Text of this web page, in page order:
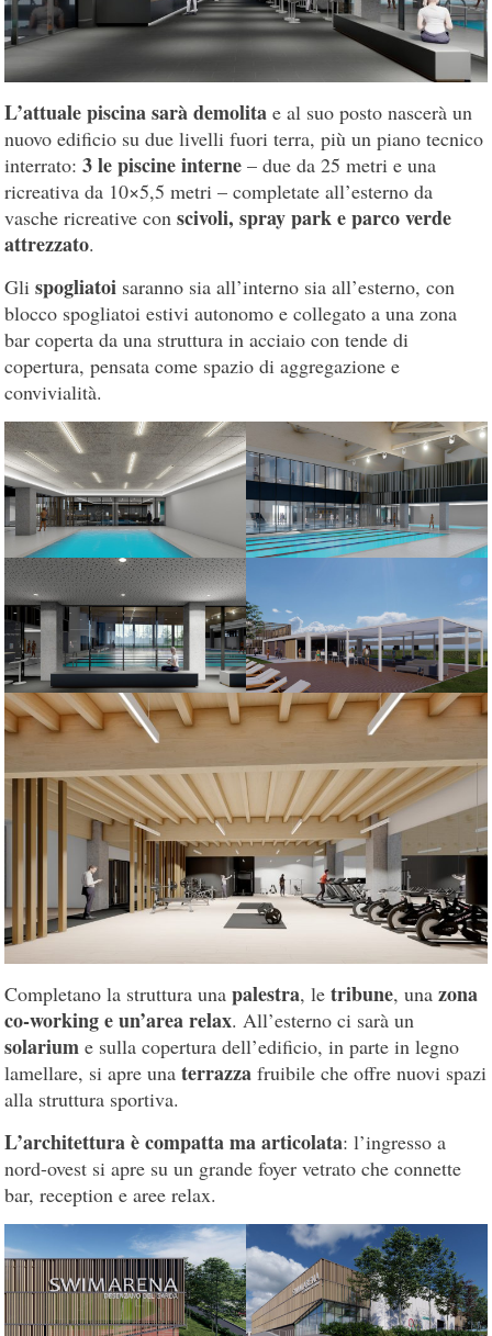
L’attuale piscina sarà demolitae al suo posto nascerà un
nuovo edificio su due livelli fuori terra, più un piano tecnico
interrato:3 le piscine interne – due da 25 metri e una
ricreativa da 10×5,5 metri – completate all’esterno da
vasche ricreative conscivoli, spray park e parco verde
attrezzato.
Glispogliatoi saranno sia all’interno sia all’esterno, con
blocco spogliatoi estivi autonomo e collegato a una zona
bar coperta da una struttura in acciaio con tende di
copertura, pensata come spazio di aggregazione e
convivialità.
Completano la struttura unapalestra, letribune, unazona
co-working e un’area relax. All’esterno ci sarà un
solarium e sulla copertura dell’edificio, in parte in legno
lamellare, si apre unaterrazza fruibile che offre nuovi spazi
alla struttura sportiva.
L’architettura è compatta ma articolata: l’ingresso a
nord-ovest si apre su un grande foyer vetrato che connette
bar, reception e aree relax.